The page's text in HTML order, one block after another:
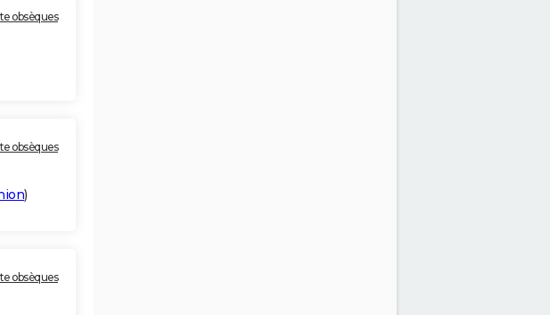
obsèques
obsèques
)
obsèques